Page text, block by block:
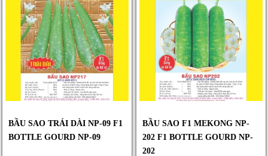
BẦU SAO TRÁI DÀI NP-09 F1
BOTTLE GOURD NP-09
BẦU SAO F1 MEKONG NP-
202 F1 BOTTLE GOURD NP-
202